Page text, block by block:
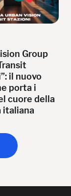
Group
il nuovo
porta i
cuore della
italiana